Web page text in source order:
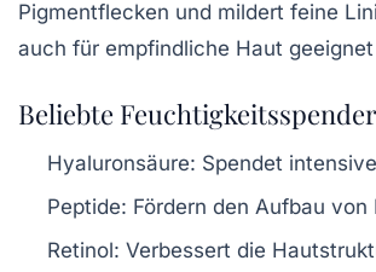
Pigmentflecken und mildert feine
auch für empfindliche Haut
Beliebte
Hyaluronsäure: Spendet
Peptide: Fördern den Aufbau von
Retinol: Verbessert die